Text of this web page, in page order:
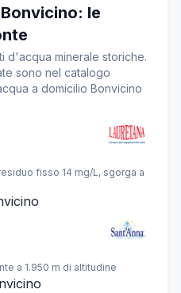
le
d'acqua minerale storiche.
sono nel catalogo
a domicilio Bonvicino
fisso 14 mg/L, sgorga a
a 1.950 m di altitudine